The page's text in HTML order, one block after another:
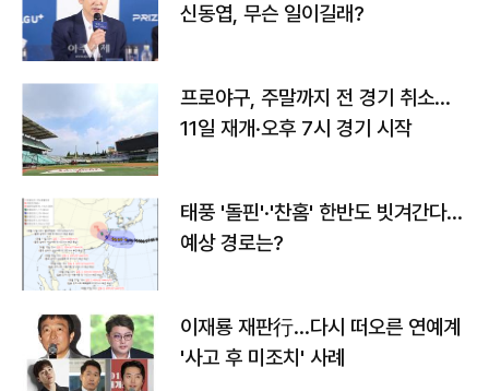
신동엽, 무슨 일이길래?
프로야구, 주말까지 전 경기 취소…
11일 재개·오후 7시 경기 시작
태풍 '돌핀'·'찬홈' 한반도 빗겨간다…
예상 경로는?
이재룡 재판行…다시 떠오른 연예계
'사고 후 미조치' 사례